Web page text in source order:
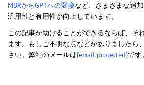
MBRからGPTへの変換など、さまざまな追
汎用性と有用性が向上しています。
この記事が助けることができるならば、そ
ます。もしご不明な点などがありましたら
さい。弊社のメールは[email protected]です。